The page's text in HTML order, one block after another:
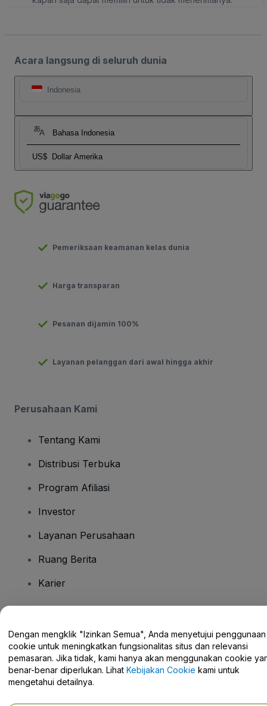
Acara langsung di seluruh dunia
Indonesia
Bahasa Indonesia
US$ Dollar Amerika
Pemeriksaan keamanan kelas dunia
Harga transparan
Pesanan dijamin 100%
Layanan pelanggan dari awal hingga akhir
Perusahaan Kami
Tentang Kami
Distribusi Terbuka
Program Afiliasi
Investor
Layanan Perusahaan
Ruang Berita
Karier
Pusat Bantuan / Hubungi Kami
Dengan mengklik "Izinkan Semua", Anda menyetujui penggunaan
cookie untuk meningkatkan fungsionalitas situs dan relevansi
pemasaran. Jika tidak, kami hanya akan menggunakan cookie
benar-benar diperlukan. Lihat Kebijakan Cookie kami untuk
mengetahui detailnya.